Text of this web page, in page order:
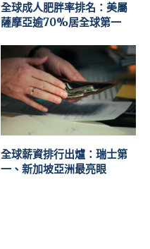
全球成人肥胖率排名：美屬
薩摩亞逾70%居全球第一
全球薪資排行出爐：瑞士第
一、新加坡亞洲最亮眼